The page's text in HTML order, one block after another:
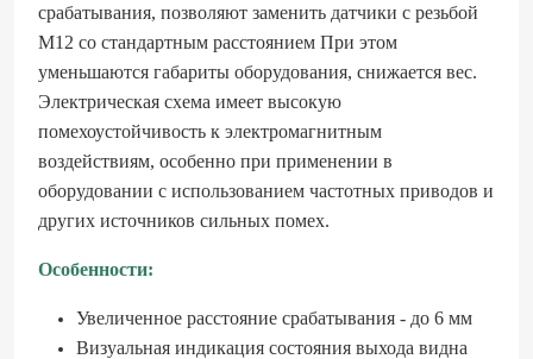
срабатывания, позволяют заменить датчики с резьбой
М12 со стандартным расстоянием При этом
уменьшаются габариты оборудования, снижается вес.
Электрическая схема имеет высокую
помехоустойчивость к электромагнитным
воздействиям, особенно при применении в
оборудовании с использованием частотных приводов и
других источников сильных помех.
Особенности:
Увеличенное расстояние срабатывания - до 6 мм
Визуальная индикация состояния выхода видна